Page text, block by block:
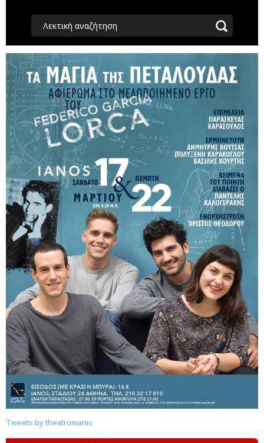
Λεκτική αναζήτηση
Tweets by theatromanis